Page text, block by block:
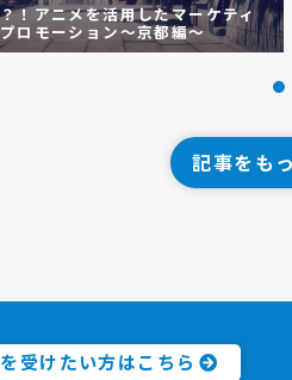
！アニメを活用したマーケティ
ロモーション～京都編～
記事をも
受けたい方はこちら